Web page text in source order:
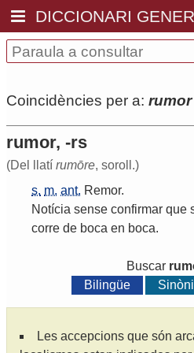
DICCIONARI
Coincidències per a: rumor
rumor, -rs
(Del llatí rumōre, soroll.)
s. m. ant. Remor.
Notícia sense confirmar que
corre de boca en boca.
Buscar
Bilingüe
Les accepcions que són